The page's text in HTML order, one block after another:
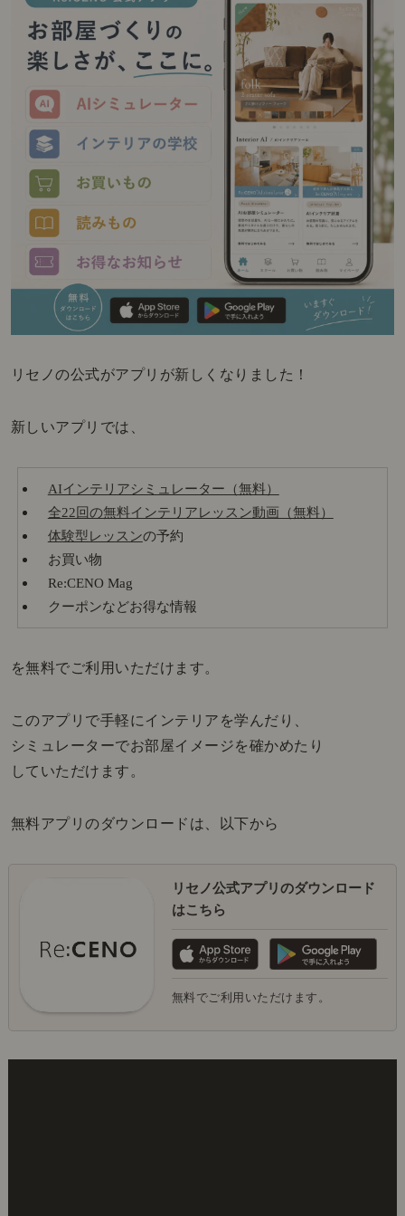
リセノの公式がアプリが新しくなりました！
新しいアプリでは、
AIインテリアシミュレーター（無料）
全22回の無料インテリアレッスン動画（無料）
体験型レッスンの予約
お買い物
Re:CENO Mag
クーポンなどお得な情報
を無料でご利用いただけます。
このアプリで手軽にインテリアを学んだり、
シミュレーターでお部屋イメージを確かめたり
していただけます。
無料アプリのダウンロードは、以下から
リセノ公式アプリのダウンロード
はこちら
無料でご利用いただけます。